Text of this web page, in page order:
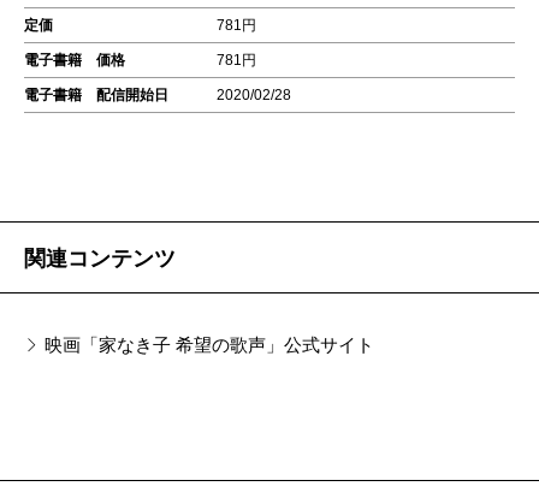
定価 781円
電子書籍 価格 781円
電子書籍 配信開始日 2020/02/28
関連コンテンツ
映画「家なき子 希望の歌声」公式サイト